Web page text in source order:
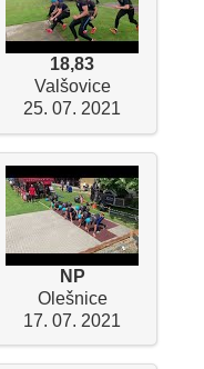
18,83
Valšovice
25. 07. 2021
NP
Olešnice
17. 07. 2021